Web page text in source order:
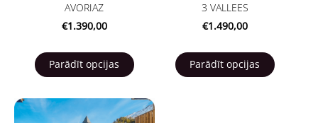
AVORIAZ
€1.390,00
Parādīt opcijas
3 VALLEES
€1.490,00
Parādīt opcijas